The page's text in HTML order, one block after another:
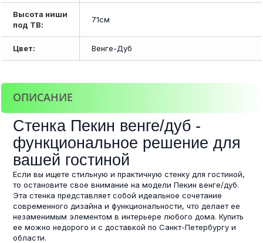
Высота ниши
под ТВ:
71см
Цвет: Венге-Дуб
ОПИСАНИЕ
Стенка Пекин венге/дуб -
функциональное решение для
вашей гостиной
Если вы ищете стильную и практичную стенку для гостиной,
то остановите свое внимание на модели Пекин венге/дуб.
Эта стенка представляет собой идеальное сочетание
современного дизайна и функциональности, что делает ее
незаменимым элементом в интерьере любого дома. Купить
ее можно недорого и с доставкой по Санкт-Петербургу и
области.